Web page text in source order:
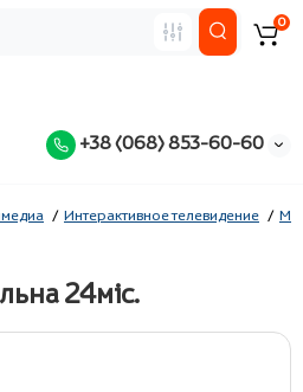
+38 (068) 853-60-60
0
Интерактивное телевидение
24міс.